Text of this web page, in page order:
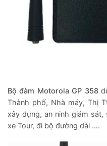
Bộ đàm Motorola GP 358
Thành phố, Nhà máy, Thị
xây dựng, an ninh giám
xe Tour, đi bộ đường dài ….